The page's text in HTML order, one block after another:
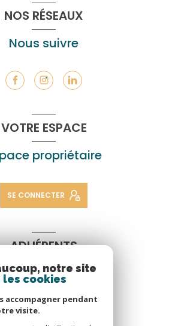
NOS RÉSEAUX
Nous suivre
VOTRE ESPACE
propriétaire
SE CONNECTER
ADHÉRENTS
adhérons
notre site
cookies
accompagner pendant
visite.